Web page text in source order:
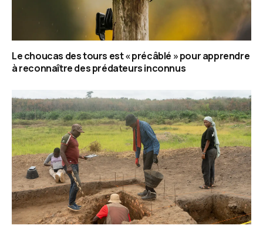
Le choucas des tours est « précâblé » pour apprendre
à reconnaître des prédateurs inconnus